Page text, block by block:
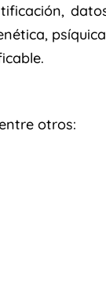
otros: